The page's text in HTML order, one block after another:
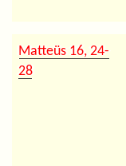
Matteüs 16, 24-
28